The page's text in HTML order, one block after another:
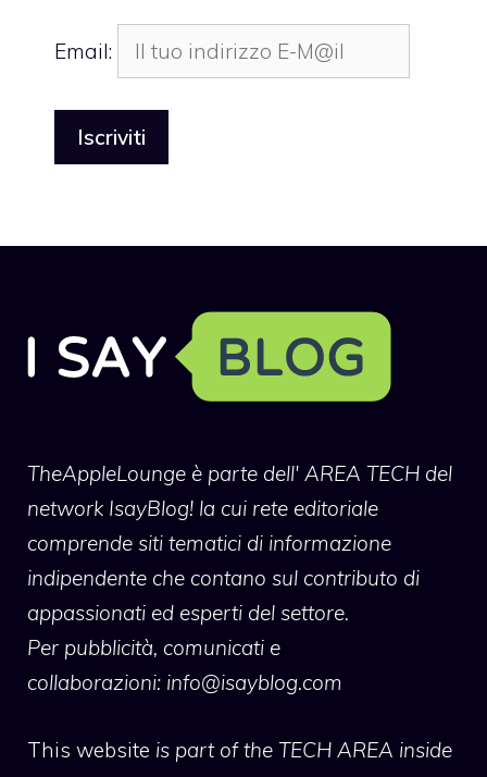
Email:
TheAppleLounge è parte dell' AREA TECH del
network IsayBlog! la cui rete editoriale
comprende siti tematici di informazione
indipendente che contano sul contributo di
appassionati ed esperti del settore.
Per pubblicità, comunicati e
collaborazioni: info@isayblog.com
This website is part of the TECH AREA inside